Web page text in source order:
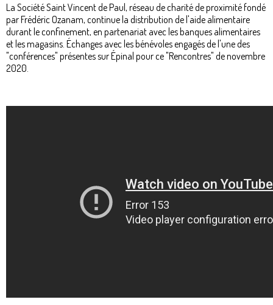
La Société Saint Vincent de Paul, réseau de charité de proximité fondé
par Frédéric Ozanam, continue la distribution de l'aide alimentaire
durant le confinement, en partenariat avec les banques alimentaires
et les magasins. Échanges avec les bénévoles engagés de l'une des
"conférences" présentes sur Épinal pour ce "Rencontres" de novembre
2020.